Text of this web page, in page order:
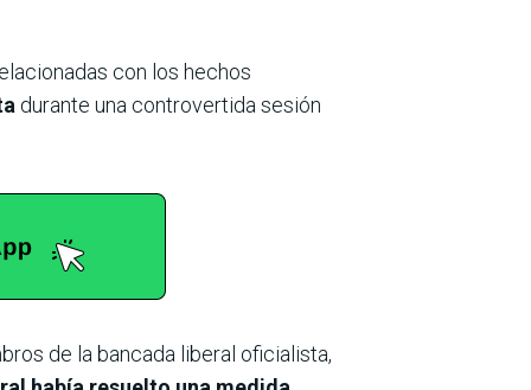
con los hechos
durante una controvertida sesión
de la bancada liberal oficialista,